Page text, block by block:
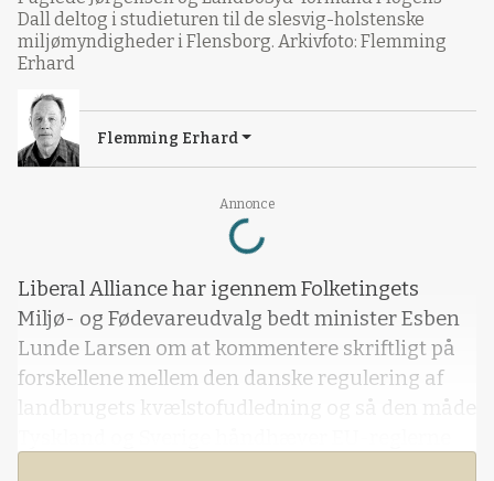
Annonce
Loading...
Dall deltog i studieturen til de slesvig-holstenske
miljømyndigheder i Flensborg. Arkivfoto: Flemming
Erhard
Flemming Erhard
Liberal Alliance har igennem Folketingets
Miljø- og Fødevareudvalg bedt minister Esben
Lunde Larsen om at kommentere skriftligt på
forskellene mellem den danske regulering af
landbrugets kvælstofudledning og så den måde